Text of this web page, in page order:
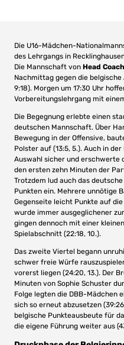
Die U16-Mädchen-
des Lehrgangs in
Die Mannschaft von Head
Nachmittag gegen die belgische
9:18). Morgen um 17:30 Uhr
Vorbereitungslehrgang mit
Die Begegnung erlebte einen
deutschen Mannschaft. Über
Bewegung in der Offensive,
Polster auf (13:5, 5.). Auch in
Auswahl sicher und erschwerte
den ersten zehn Minuten der
Trotzdem lud auch das
Punkten ein. Mehrere unnötige
Gegenseite leicht Punkte auf
wurde immer ausgeglichener
gingen dennoch mit einer
Spielabschnitt (22:18, 10.).
Das zweite Viertel begann
schwer freie Würfe
vorerst liegen (24:20, 13.). Der
Minuten von Sophie Schuster
Folge legten die DBB-Mädchen
sich so erneut abzusetzen
belgische Punkteausbeute für
die eigene Führung weiter aus